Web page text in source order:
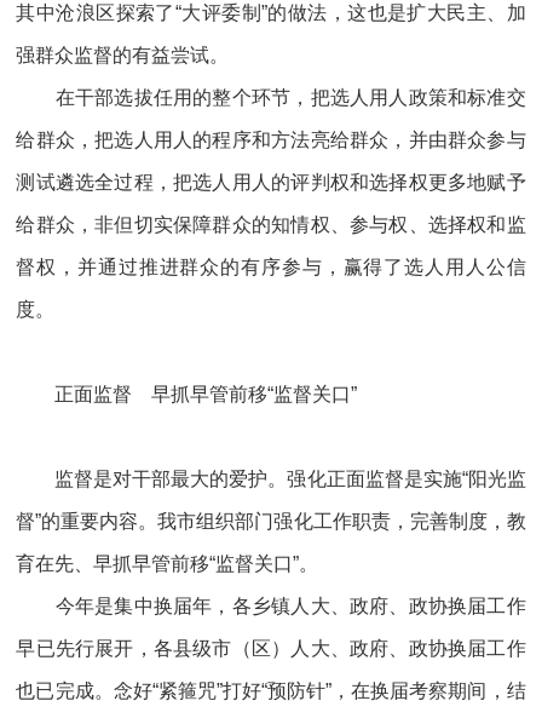
其中沧浪区探索了“大评委制”的做法，这也是扩大民主、加
强群众监督的有益尝试。
在干部选拔任用的整个环节，把选人用人政策和标准交
给群众，把选人用人的程序和方法亮给群众，并由群众参与
测试遴选全过程，把选人用人的评判权和选择权更多地赋予
给群众，非但切实保障群众的知情权、参与权、选择权和监
督权，并通过推进群众的有序参与，赢得了选人用人公信
度。
正面监督 早抓早管前移“监督关口”
监督是对干部最大的爱护。强化正面监督是实施“阳光监
督”的重要内容。我市组织部门强化工作职责，完善制度，教
育在先、早抓早管前移“监督关口”。
今年是集中换届年，各乡镇人大、政府、政协换届工作
早已先行展开，各县级市（区）人大、政府、政协换届工作
也已完成。念好“紧箍咒”打好“预防针”，在换届考察期间，结